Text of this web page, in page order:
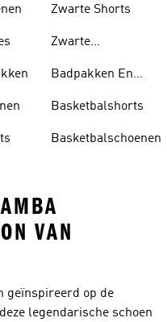
Zwarte Shorts
Zwarte
Badpakken En
Basketbalshorts
Basketbalschoenen
VAN
geïnspireerd op de
legendarische schoen